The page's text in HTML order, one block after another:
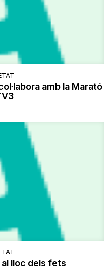
amb la Marató
lloc dels fets